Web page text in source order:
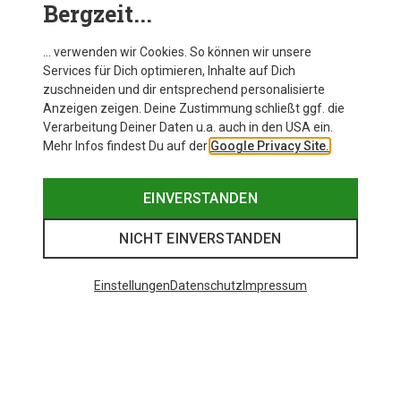
Bergzeit...
… verwenden wir Cookies. So können wir unsere
Services für Dich optimieren, Inhalte auf Dich
zuschneiden und dir entsprechend personalisierte
Anzeigen zeigen. Deine Zustimmung schließt ggf. die
Verarbeitung Deiner Daten u.a. auch in den USA ein.
Mehr Infos findest Du auf der Google Privacy Site.
EINVERSTANDEN
NICHT EINVERSTANDEN
EinstellungenDatenschutz Impressum